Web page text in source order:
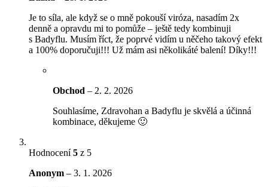
Je to síla, ale když se o mně pokouší viróza, nasadím 2x
denně a opravdu mi to pomůže – ještě tedy kombinuji
s Badyflu. Musím říct, že poprvé vidím u něčeho takový efekt
a 100% doporučuji!!! Už mám asi několikáté balení! Díky!!!
Obchod – 2. 2. 2026
Souhlasíme, Zdravohan a Badyflu je skvělá a účinná
kombinace, děkujeme 🙂
Hodnocení5 z 5
Anonym – 3. 1. 2026